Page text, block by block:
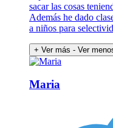
sacar las cosas
Además he dado
a niños para
+ Ver más - Ver
Maria